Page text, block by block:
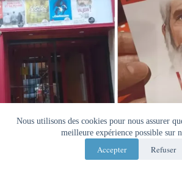
Nous utilisons des cookies pour nous assurer
meilleure expérience possible sur
Accepter Refuser